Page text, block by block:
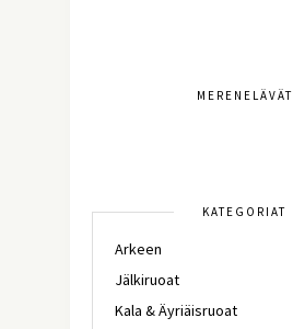
MERENELÄVÄT
KATEGORIAT
Arkeen
Jälkiruoat
Kala & Äyriäisruoat